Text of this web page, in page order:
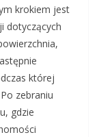
krokiem jest
dotyczących
której
zebraniu
gdzie